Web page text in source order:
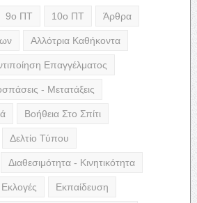
9ο ΠΤ 10ο ΠΤ Άρθρα
Αλλότρια Καθήκοντα
Επαγγέλματος
- Μετατάξεις
Βοήθεια Στο Σπίτι
Δελτίο Τύπου
Διαθεσιμότητα - Κινητικότητα
Εκλογές Εκπαίδευση